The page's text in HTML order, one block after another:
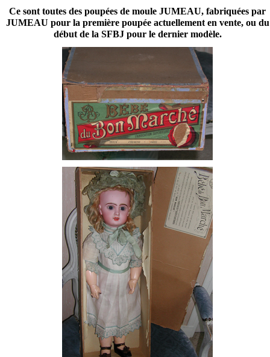
Ce sont toutes des poupées de moule JUMEAU, fabriquées par
JUMEAU pour la première poupée actuellement en vente, ou du
début de la SFBJ pour le dernier modèle.